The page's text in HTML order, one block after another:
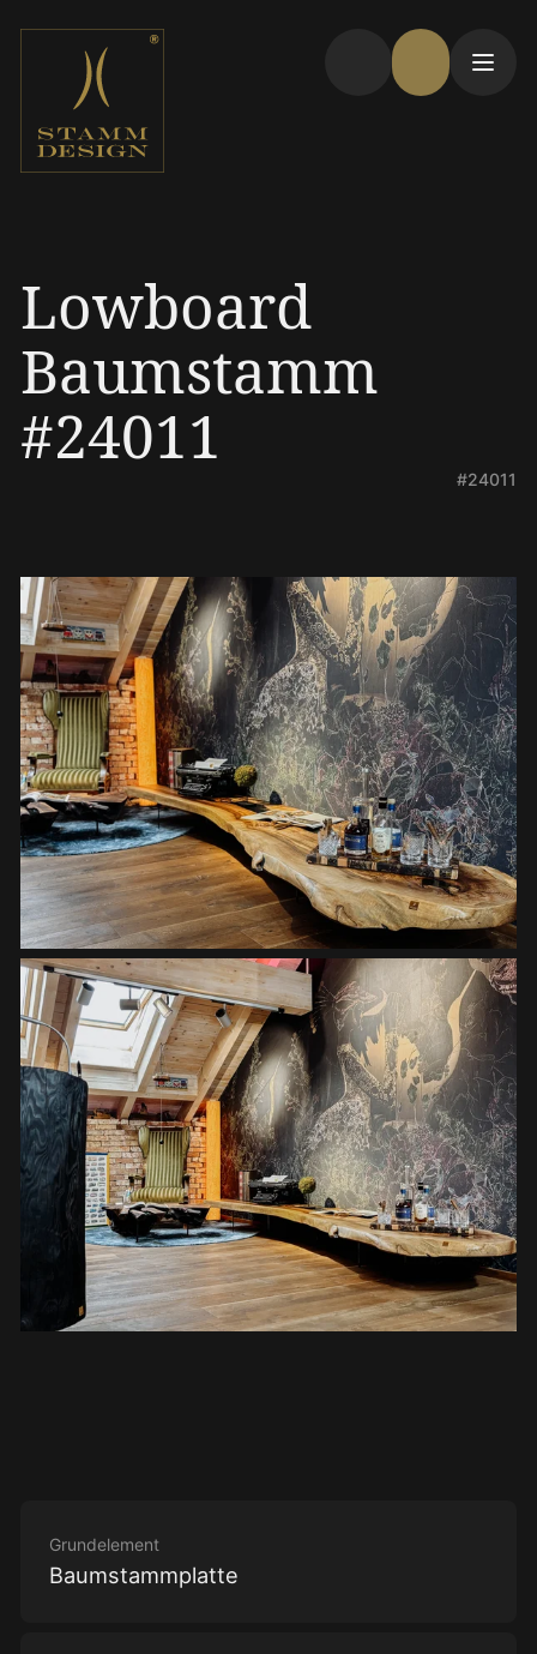
Lowboard
Baumstamm
#24011
#24011
Grundelement
Baumstammplatte